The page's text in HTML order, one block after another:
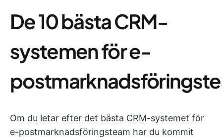
De 10 bästa CRM-
systemen för e-
Om du letar efter det bästa CRM-systemet för
e-postmarknadsföringsteam har du kommit